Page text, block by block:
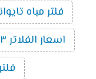
فلتر مياه تايواني 7
اسعار الفلاتر ٣ مراحل